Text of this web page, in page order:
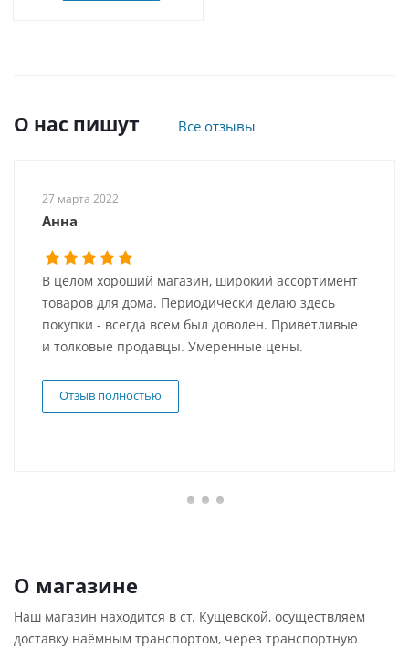
О нас пишут Все отзывы
27 марта 2022
Анна
В целом хороший магазин, широкий ассортимент
товаров для дома. Периодически делаю здесь
покупки - всегда всем был доволен. Приветливые
и толковые продавцы. Умеренные цены.
Отзыв полностью
О магазине
Наш магазин находится в ст. Кущевской, осуществляем
доставку наёмным транспортом, через транспортную